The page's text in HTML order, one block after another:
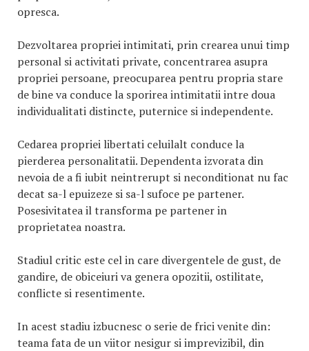
opresca.
Dezvoltarea propriei intimitati, prin crearea unui timp
personal si activitati private, concentrarea asupra
propriei persoane, preocuparea pentru propria stare
de bine va conduce la sporirea intimitatii intre doua
individualitati distincte, puternice si independente.
Cedarea propriei libertati celuilalt conduce la
pierderea personalitatii. Dependenta izvorata din
nevoia de a fi iubit neintrerupt si neconditionat nu fac
decat sa-l epuizeze si sa-l sufoce pe partener.
Posesivitatea il transforma pe partener in
proprietatea noastra.
Stadiul critic este cel in care divergentele de gust, de
gandire, de obiceiuri va genera opozitii, ostilitate,
conflicte si resentimente.
In acest stadiu izbucnesc o serie de frici venite din:
teama fata de un viitor nesigur si imprevizibil, din